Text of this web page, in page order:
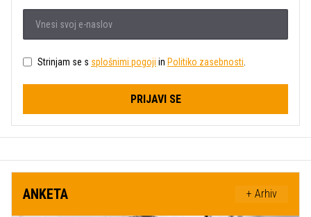
Strinjam se s splošnimi pogoji in Politiko zasebnosti
PRIJAVI SE
ANKETA + Arhiv